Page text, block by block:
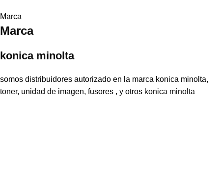
Marca
Marca
konica minolta
somos distribuidores autorizado en la marca konica minolta,
toner, unidad de imagen, fusores , y otros konica minolta